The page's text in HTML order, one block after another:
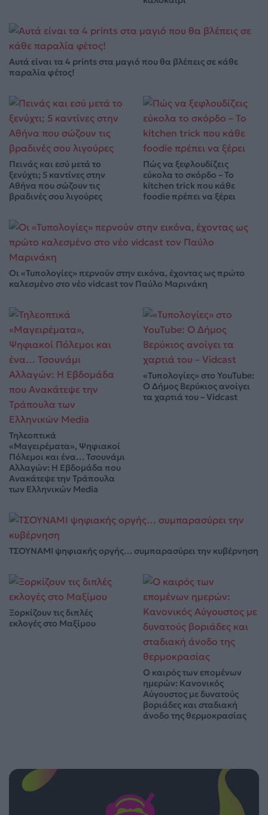
Αυτά είναι τα 4 prints στα μαγιό που θα βλέπεις σε κάθε
παραλία φέτος!
Πεινάς και εσύ μετά το
ξενύχτι; 5 καντίνες στην
Αθήνα που σώζουν τις
βραδινές σου λιγούρες
Πώς να ξεφλουδίζεις
εύκολα το σκόρδο – Το
kitchen trick που κάθε
foodie πρέπει να ξέρει
Οι «Τυπολογίες» περνούν στην εικόνα, έχοντας ως πρώτο
καλεσμένο στο νέο vidcast τον Παύλο Μαρινάκη
Τηλεοπτικά
«Μαγειρέματα», Ψηφιακοί
Πόλεμοι και ένα… Τσουνάμι
Αλλαγών: Η Εβδομάδα που
Ανακάτεψε την Τράπουλα
των Ελληνικών Media
«Τυπολογίες» στο YouTube:
Ο Δήμος Βερύκιος ανοίγει
τα χαρτιά του – Vidcast
ΤΣΟΥΝΑΜΙ ψηφιακής οργής… συμπαρασύρει την κυβέρνηση
Ξορκίζουν τις διπλές
εκλογές στο Μαξίμου
Ο καιρός των επομένων
ημερών: Κανονικός
Αύγουστος με δυνατούς
βοριάδες και σταδιακή
άνοδο της θερμοκρασίας